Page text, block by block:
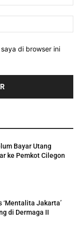
di browser ini
Bayar Utang
ke Pemkot Cilegon
‘Mentalita Jakarta’
di Dermaga II